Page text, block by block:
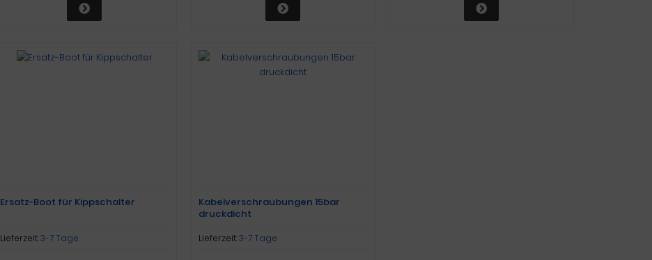
Ersatz-Boot für Kippschalter
Lieferzeit:3-7 Tage
Kabelverschraubungen 15bar
druckdicht
Lieferzeit:3-7 Tage